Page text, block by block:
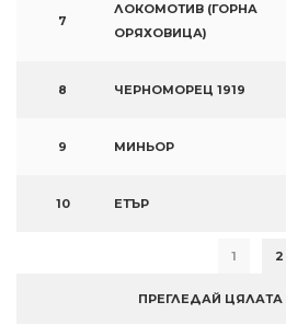
7
ЛОКОМОТИВ (ГОРНА
ОРЯХОВИЦА)
8 ЧЕРНОМОРЕЦ 1919
9 МИНЬОР
10 ЕТЪР
1 2
ПРЕГЛЕДАЙ